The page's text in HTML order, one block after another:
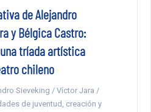
de Alejandro
y Bélgica Castro:
tríada artística
chileno
Sieveking / Víctor Jara /
de juventud, creación y